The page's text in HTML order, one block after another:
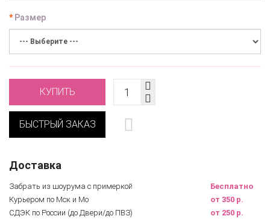
Размер
КУПИТЬ
БЫСТРЫЙ ЗАКАЗ
Доставка
Забрать из шоурума с примеркой
Бесплатно
Курьером по Мск и Мо
от 350 р.
СДЭК по России (до Двери/до ПВЗ)
от 250 р.